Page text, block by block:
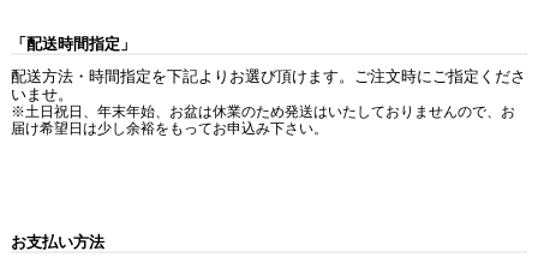
「配送時間指定」
配送方法・時間指定を下記よりお選び頂けます。ご注文時にご指定くださ
いませ。
※土日祝日、年末年始、お盆は休業のため発送はいたしておりませんので、お
届け希望日は少し余裕をもってお申込み下さい。
お支払い方法